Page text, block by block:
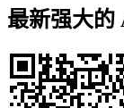
最新强大的